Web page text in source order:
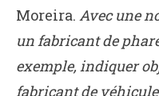
Moreira. Avec une
un fabricant de
exemple, indiquer
fabricant de